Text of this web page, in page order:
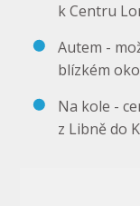
k Centru
Autem -
blízkém
Na kole -
z Libně do